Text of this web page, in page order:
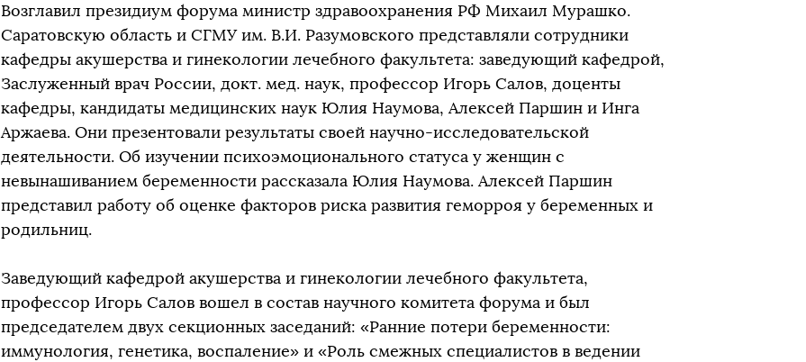
Возглавил президиум форума министр здравоохранения РФ Михаил Мурашко.
Саратовскую область и СГМУ им. В.И. Разумовского представляли сотрудники
кафедры акушерства и гинекологии лечебного факультета: заведующий кафедрой,
Заслуженный врач России, докт. мед. наук, профессор Игорь Салов, доценты
кафедры, кандидаты медицинских наук Юлия Наумова, Алексей Паршин и Инга
Аржаева. Они презентовали результаты своей научно-исследовательской
деятельности. Об изучении психоэмоционального статуса у женщин с
невынашиванием беременности рассказала Юлия Наумова. Алексей Паршин
представил работу об оценке факторов риска развития геморроя у беременных и
родильниц.
Заведующий кафедрой акушерства и гинекологии лечебного факультета,
профессор Игорь Салов вошел в состав научного комитета форума и был
председателем двух секционных заседаний: «Ранние потери беременности:
иммунология, генетика, воспаление» и «Роль смежных специалистов в ведении